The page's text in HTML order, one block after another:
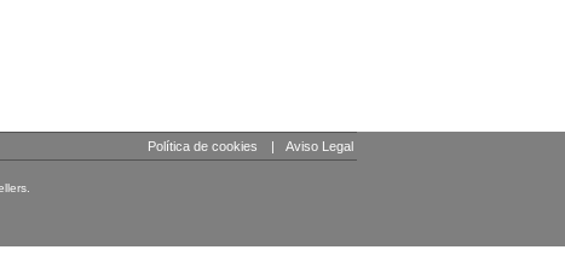
Política de cookies | Aviso Legal